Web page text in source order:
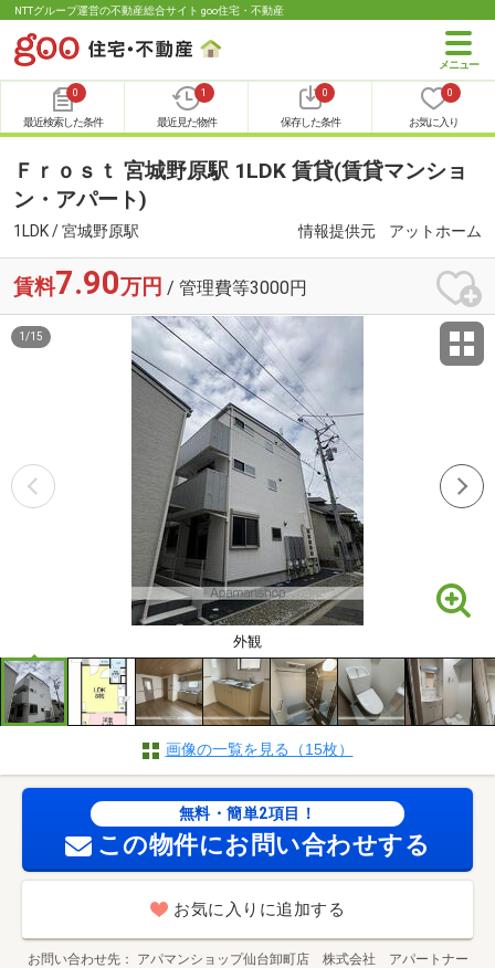
NTTグループ運営の不動産総合サイト goo住宅・不動産
0
最近検索した条件
1
最近見た物件
0
保存した条件
0
お気に入り
Ｆｒｏｓｔ 宮城野原駅 1LDK 賃貸(賃貸マンショ
ン・アパート)
1LDK / 宮城野原駅 情報提供元 アットホーム
賃料7.90万円 / 管理費等3000円
外観
1 /15
画像の一覧を見る（15枚）
無料・簡単2項目！
この物件にお問い合わせする
お気に入りに追加する
お問い合わせ先 アパマンショップ仙台卸町店 株式会社 アパートナー